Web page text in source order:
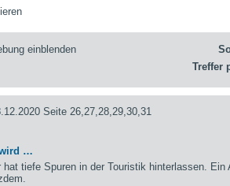
einblenden
Treffer
Seite 26,27,28,29,30,31
wird …
hat tiefe Spuren in der Touristik hinterlassen.